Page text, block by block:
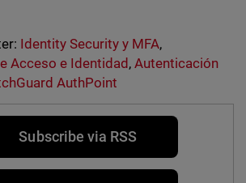
Identity Security y MFA,
Acceso e Identidad ,Autenticación
AuthPoint
Subscribe via RSS